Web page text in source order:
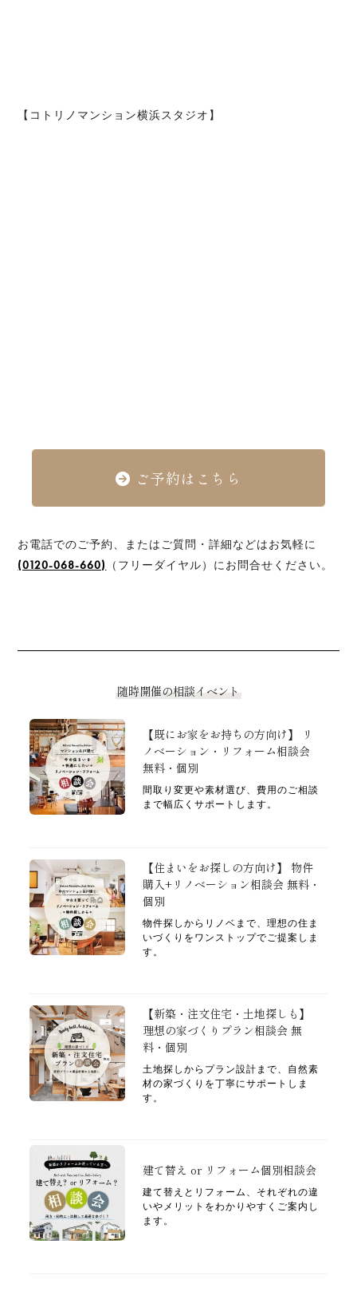
【コトリノマンション横浜スタジオ】
ご予約はこちら
お電話でのご予約、またはご質問・詳細などはお気軽に
(0120-068-660)
（フリーダイヤル）にお問合せください。
随時開催の相談イベント
【既にお家をお持ちの方向け】 リ
ノベーション・リフォーム相談会
無料・個別
間取り変更や素材選び、費用のご相談
まで幅広くサポートします。
【住まいをお探しの方向け】 物件
購入+リノベーション相談会 無料・
個別
物件探しからリノベまで、理想の住ま
いづくりをワンストップでご提案しま
す。
【新築・注文住宅・土地探しも】
理想の家づくりプラン相談会 無
料・個別
土地探しからプラン設計まで、自然素
材の家づくりを丁寧にサポートしま
す。
建て替え or リフォーム個別相談会
建て替えとリフォーム、それぞれの違
いやメリットをわかりやすくご案内し
ます。